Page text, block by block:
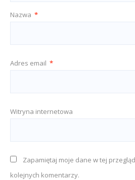
Nazwa *
Adres email *
Witryna internetowa
Zapamiętaj moje dane w tej
kolejnych komentarzy.